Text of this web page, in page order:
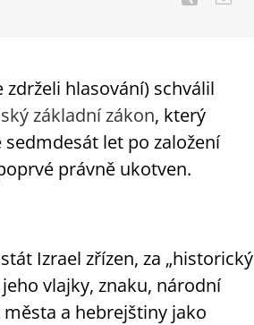
hlasování) schválil
základní zákon, který
let po založení
právně ukotven.
Izrael zřízen, za „historický
vlajky, znaku, národní
a hebrejštiny jako